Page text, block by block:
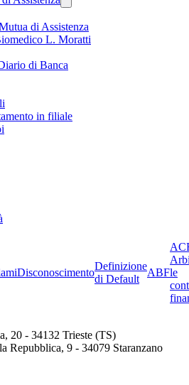
di Assistenza
L. Moratti
di Banca
in filiale
Disconoscimento
Definizione
di Default
ABFle
20 - 34132 Trieste (TS)
Repubblica, 9 - 34079 Staranzano